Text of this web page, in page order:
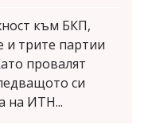
към БКП,
и трите партии
провалят
си
на ИТН...